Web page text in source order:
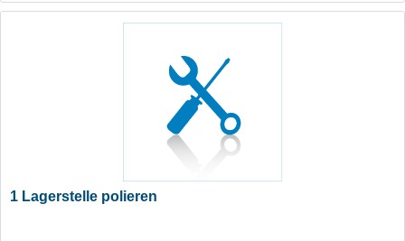
1 Lagerstelle polieren